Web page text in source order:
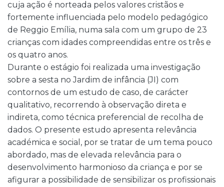
cuja ação é norteada pelos valores cristãos e
fortemente influenciada pelo modelo pedagógico
de Reggio Emília, numa sala com um grupo de 23
crianças com idades compreendidas entre os três e
os quatro anos.
Durante o estágio foi realizada uma investigação
sobre a sesta no Jardim de infância (JI) com
contornos de um estudo de caso, de carácter
qualitativo, recorrendo à observação direta e
indireta, como técnica preferencial de recolha de
dados. O presente estudo apresenta relevância
académica e social, por se tratar de um tema pouco
abordado, mas de elevada relevância para o
desenvolvimento harmonioso da criança e por se
afigurar a possibilidade de sensibilizar os profissionais